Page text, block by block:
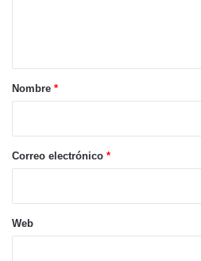
r
*
Nombre *
Correo electrónico *
Web